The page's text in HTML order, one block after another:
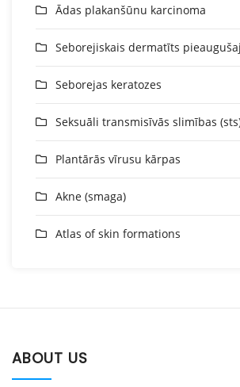
Ādas plakanšūnu karcinoma
Seborejiskais dermatīts
Seborejas keratozes
Seksuāli transmisīvās slimības
Plantārās vīrusu kārpas
Akne (smaga)
Atlas of skin formations
ABOUT US